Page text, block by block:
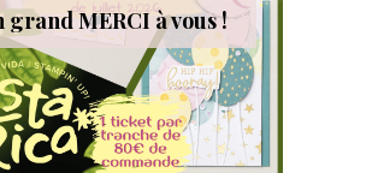
grand MERCI à vous !